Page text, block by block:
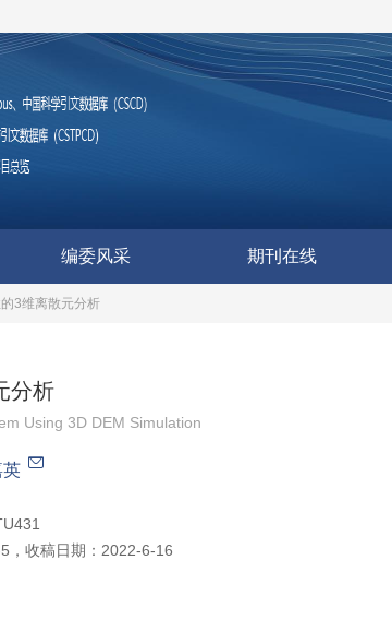
编委风采 期刊在线
3维离散元分析
分析
Using 3D DEM Simulation
英
， 收稿日期： 2022-6-16